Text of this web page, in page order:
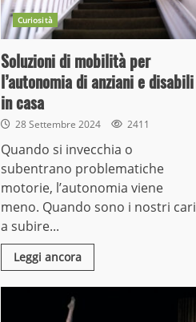
Curiosità
Soluzioni di mobilità per
l’autonomia di anziani e disabili
in casa
28 Settembre 2024 2411
Quando si invecchia o
subentrano problematiche
motorie, l’autonomia viene
meno. Quando sono i nostri cari
a subire...
Leggi ancora